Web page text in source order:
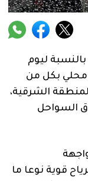
بالنسبة ليوم
محلي بكل من
الشرقية،
السواحل
قوية نوعا ما